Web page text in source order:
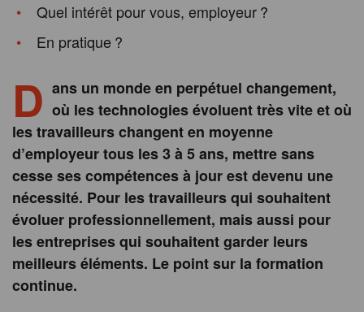
Quel intérêt pour vous, employeur ?
En pratique ?
D ans un monde en perpétuel changement,
où les technologies évoluent très vite et où
les travailleurs changent en moyenne
d’employeur tous les 3 à 5 ans, mettre sans
cesse ses compétences à jour est devenu une
nécessité. Pour les travailleurs qui souhaitent
évoluer professionnellement, mais aussi pour
les entreprises qui souhaitent garder leurs
meilleurs éléments. Le point sur la formation
continue.